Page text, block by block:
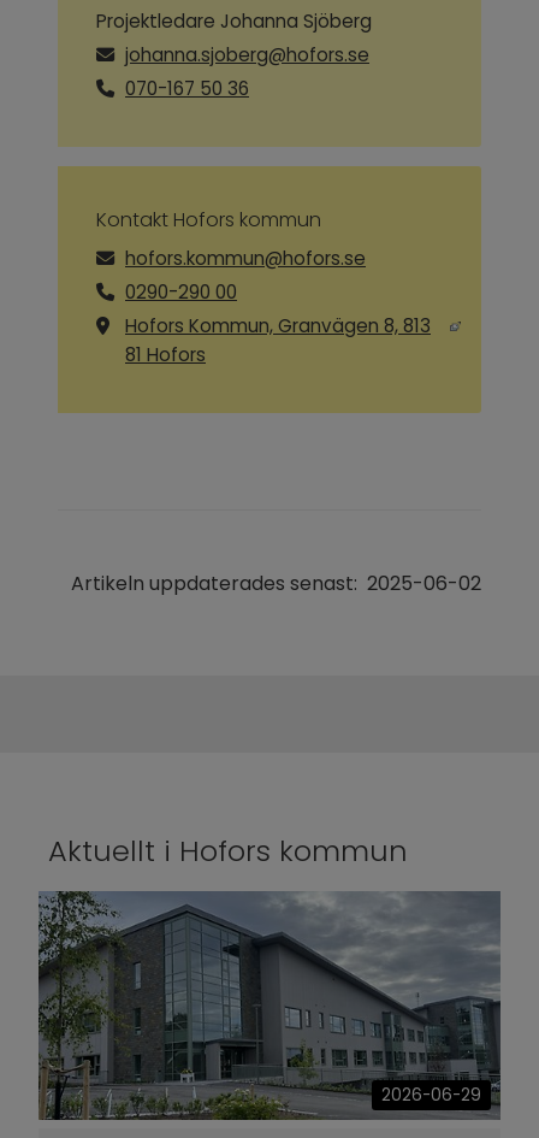
Projektledare Johanna Sjöberg
johanna.sjoberg@hofors.se
070-167 50 36
Kontakt Hofors kommun
hofors.kommun@hofors.se
0290-290 00
Hofors Kommun, Granvägen 8, 813
81 Hofors
Artikeln uppdaterades senast: 2025-06-02
Aktuellt i Hofors kommun
2026-06-29